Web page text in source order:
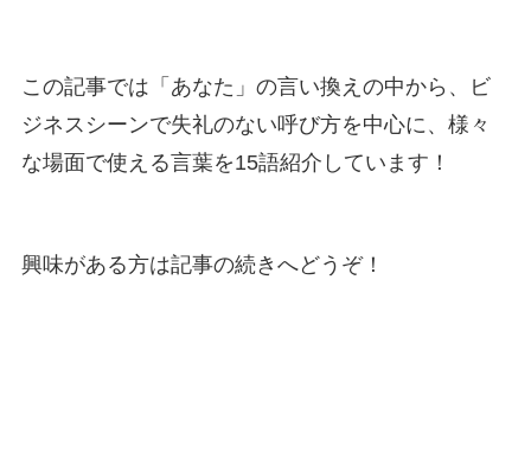
この記事では「あなた」の言い換えの中から、ビ
ジネスシーンで失礼のない呼び方を中心に、様々
な場面で使える言葉を15語紹介しています！
興味がある方は記事の続きへどうぞ！